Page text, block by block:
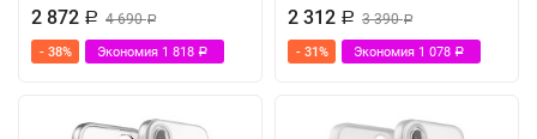
2 872 Р 4 690Р
- 38% Экономия 1 818 Р
2 312 Р 3 390Р
- 31% Экономия 1 078 Р